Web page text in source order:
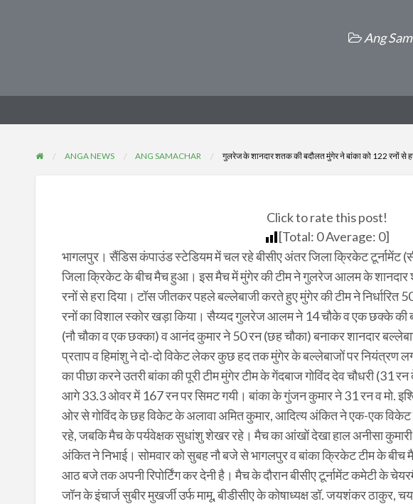
Ang
ANGA NEWS ANG SAMACHAR गुलरेज के शानदार शतक की बदौलत मुंगेर ने बांका को 122 रनों से
Click to rate this post!
[Total: 0Average: 0]
भागलपुर। सैंडिस कंपाउंड स्टेडियम में चल रहे बीसीए अंतर जिला क्रिकेट टूर्नामेंट
जिला क्रिकेट के बीच मैच हुआ। इस मैच में मुंगेर की टीम ने गुलरेज आलम के शानदार
रनों से हरा दिया। टॉस जीतकर पहले बल्लेबाजी करते हुए मुंगेर की टीम ने
रनों का विशाल स्कोर खड़ा किया। सैय्यद गुलरेज आलम ने 14 चौके व एक छक्के की
(नौ चौका व एक छक्का) व आनंद कुमार ने 50 रन (छह चौका) बनाकर शानदार
प्रताप व हिमांशु ने दो-दो विकेट लेकर कुछ हद तक मुंगेर के बल्लेबाजों पर नियंत्रण
का पीछा करने उतरी बांका की पूरी टीम मुंगेर टीम के गेंदबाज गोविंद देव चौधरी (31
आगे 33.3 ओवर में 167 रन पर सिमट गयी। बांका के गुंजन कुमार ने 31 रन व मो.
ओर से गोविंद के छह विकेट के अलावा अमित कुमार, आदित्य अंकित ने एक-एक विकेट
रहे, जबकि मैच के पर्यवेक्षक सुधांशु शेखर रहे। मैच का आंखों देखा हाल अनीसा कुमारी
अंकित ने निभाई। सोमवार को सुबह नौ बजे से भागलपुर व बांका क्रिकेट टीम के बीच
आठ बजे तक अपनी रिपोर्टिंग कर देनी है। मैच के दौरान बीसीए टूर्नामेंट कमेटी के
जॉन के इंचार्ज सुबीर मुखर्जी उर्फ मामू, बीडीसीए के कोषाध्यक्ष डॉ. जयशंकर ठाकुर,